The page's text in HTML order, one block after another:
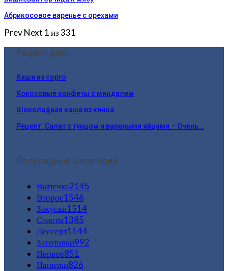
Абрикосовое варенье с орехами
PrevNext 1 из 331
Рецепт дня:
Каша из сорго
Кокосовые конфеты с миндалем
Шоколадная каша из киноа
Рецепт: Салат с тунцом и вареными яйцами – Очень…
Популярные категории
Выпечка2145
Второе1546
Закуски1514
Салаты1385
Дессерт1144
Заготовки992
Первое851
Напитки826